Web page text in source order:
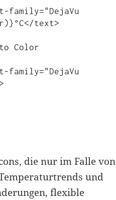
text>
die nur im Falle von
und
flexible